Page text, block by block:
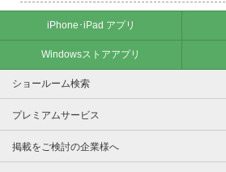
iPhone･iPad アプリ
Windowsストアアプリ
ショールーム検索
プレミアムサービス
掲載をご検討の企業様へ